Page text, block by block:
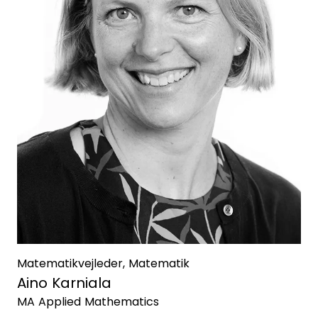
Matematikvejleder, Matematik
Aino Karniala
MA Applied Mathematics